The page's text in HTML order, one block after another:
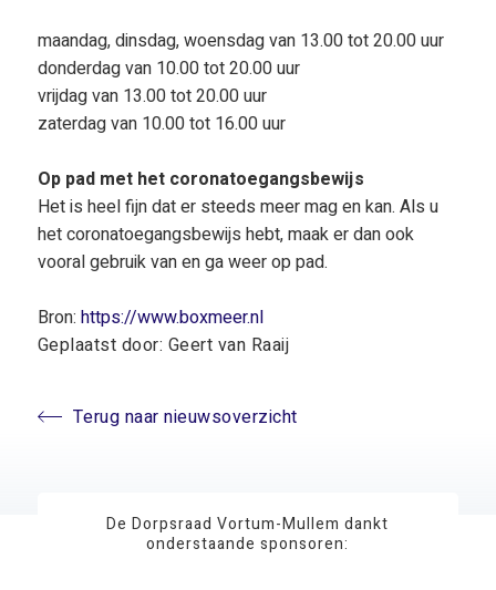
maandag, dinsdag, woensdag van 13.00 tot 20.00 uur
donderdag van 10.00 tot 20.00 uur
vrijdag van 13.00 tot 20.00 uur
zaterdag van 10.00 tot 16.00 uur
Op pad met het coronatoegangsbewijs
Het is heel fijn dat er steeds meer mag en kan. Als u
het coronatoegangsbewijs hebt, maak er dan ook
vooral gebruik van en ga weer op pad.
Bron: https://www.boxmeer.nl
Geplaatst door: Geert van Raaij
Terug naar nieuwsoverzicht
De Dorpsraad Vortum-Mullem dankt
onderstaande sponsoren: